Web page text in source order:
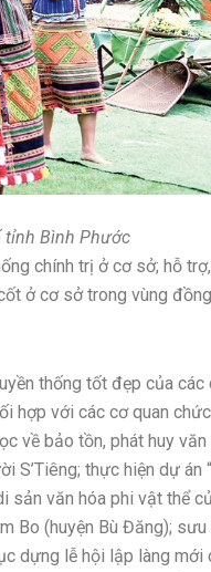
tỉnh Bình Phước
chính trị ở cơ sở; hỗ
ở cơ sở trong vùng
thống tốt đẹp của các
hợp với các cơ quan
về bảo tồn, phát huy văn
S’Tiêng; thực hiện dự án
sản văn hóa phi vật thể
Bo (huyện Bù Đăng); sưu
dựng lễ hội lập làng mới